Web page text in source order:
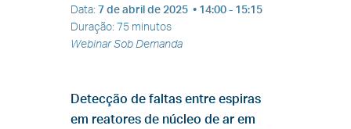
Data: 7 de abril de 2025 • 14:00 - 15:15
Duração: 75 minutos
Webinar Sob Demanda
Detecção de faltas entre espiras
em reatores de núcleo de ar em